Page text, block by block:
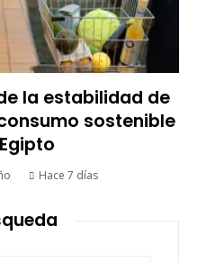
la estabilidad de
sostenible
Hace 7 días